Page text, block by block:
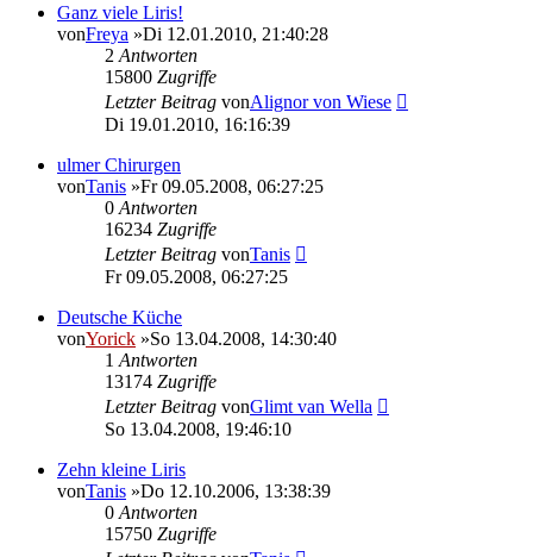
Ganz viele Liris!
vonFreya »Di 12.01.2010, 21:40:28
2 Antworten
15800 Zugriffe
Letzter Beitrag vonAlignor von Wiese
Di 19.01.2010, 16:16:39
ulmer Chirurgen
vonTanis »Fr 09.05.2008, 06:27:25
0 Antworten
16234 Zugriffe
Letzter Beitrag vonTanis
Fr 09.05.2008, 06:27:25
Deutsche Küche
vonYorick »So 13.04.2008, 14:30:40
1 Antworten
13174 Zugriffe
Letzter Beitrag vonGlimt van Wella
So 13.04.2008, 19:46:10
Zehn kleine Liris
vonTanis »Do 12.10.2006, 13:38:39
0 Antworten
15750 Zugriffe